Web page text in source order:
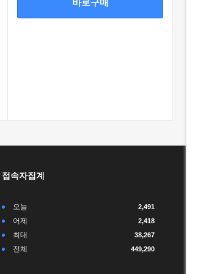
바로구매
접속자집계
오늘 2,491
어제 2,418
최대 38,267
전체 449,290